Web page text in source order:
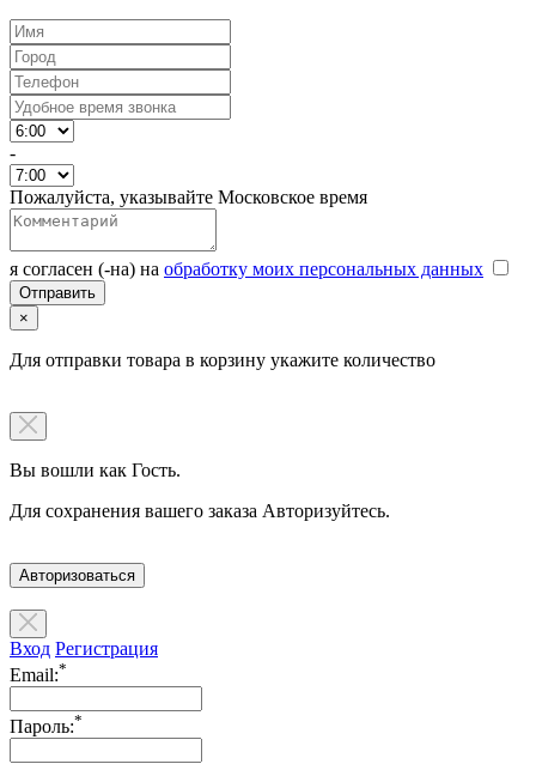
-
Пожалуйста, указывайте Московское время
я согласен (-на) на обработку моих персональных данных
×
Для отправки товара в корзину укажите количество
Вы вошли как Гость.
Для сохранения вашего заказа Авторизуйтесь.
Авторизоваться
Вход Регистрация
Email:*
Пароль:*